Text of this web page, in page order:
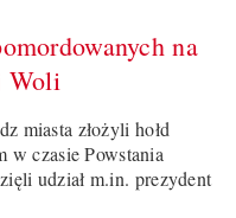
na
Woli
miasta złożyli hołd
w czasie Powstania
udział m.in. prezydent